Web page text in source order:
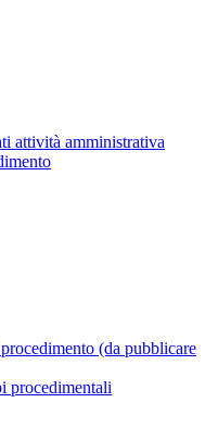
attività amministrativa
(da pubblicare
procedimentali